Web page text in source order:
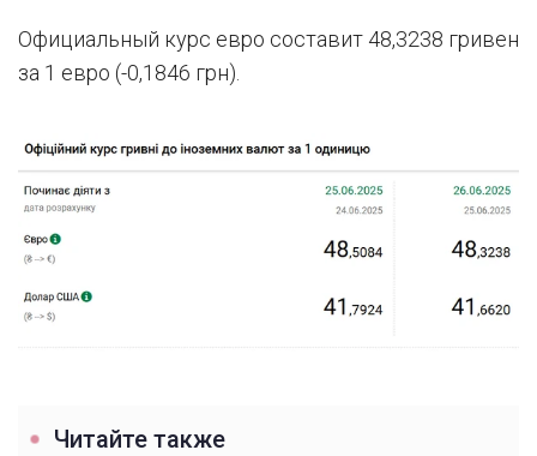
Официальный курс евро составит 48,3238 гривен
за 1 евро (-0,1846 грн).
Читайте также